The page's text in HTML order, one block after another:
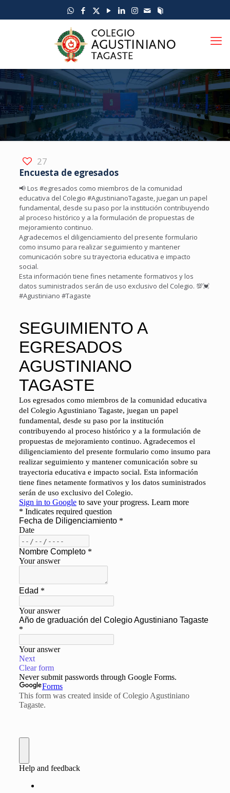
27
Encuesta de egresados
📢 Los #egresados como miembros de la comunidad
educativa del Colegio #AgustinianoTagaste, juegan un papel
fundamental, desde su paso por la institución contribuyendo
al proceso histórico y a la formulación de propuestas de
mejoramiento continuo.
Agradecemos el diligenciamiento del presente formulario
como insumo para realizar seguimiento y mantener
comunicación sobre su trayectoria educativa e impacto
social.
Esta información tiene fines netamente formativos y los
datos suministrados serán de uso exclusivo del Colegio. 💯💓
#Agustiniano #Tagaste